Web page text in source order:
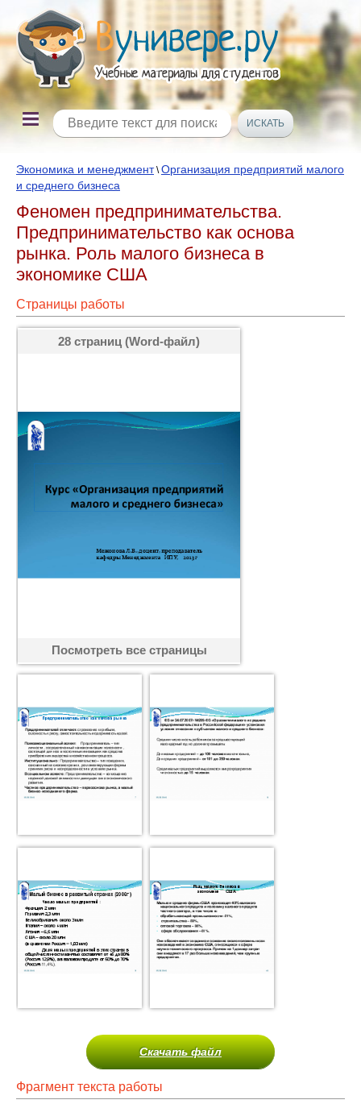
Экономика и менеджмент\Организация предприятий малого
и среднего бизнеса
Феномен предпринимательства.
Предпринимательство как основа
рынка. Роль малого бизнеса в
экономике США
Страницы работы
28 страниц (Word-файл)
Посмотреть все страницы
Скачать файл
Фрагмент текста работы